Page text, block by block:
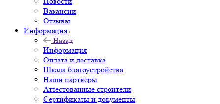
Вакансии
Отзывы
Информация
Назад
Информация
Оплата и доставка
Школа благоустройства
Наши партнёры
Аттестованные строители
Сертификаты и документы